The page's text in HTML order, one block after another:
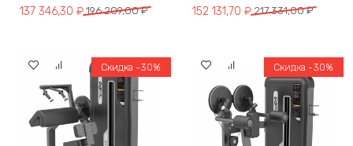
196 209,00₽
Первоначальная цена составляла 196 209,00 ₽.
137 346,30 ₽
Текущая цена: 137 346,30 ₽. 217 331,00₽
Первоначальная цена
152 131,70 ₽
Текущая цена: 152 131,70 ₽.
Скидка -30% Скидка -30%